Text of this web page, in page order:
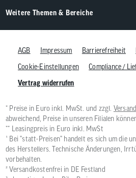
Weitere Themen & Bereiche
AGB Impressum Barrierefreiheit
Cookie-Einstellungen
Compliance /
Vertrag widerrufen
* Preise in Euro inkl. MwSt. und zzgl.
abweichend, Preise in unseren Filialen
** Leasingpreis in Euro inkl. MwSt
¹ Bei "statt-Preisen" handelt es sich um die
des Herstellers. Technische Änderungen,
vorbehalten.
² Versandkostenfrei in DE Festland